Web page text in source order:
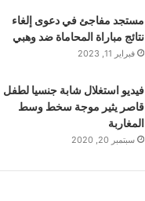
مستجد مفاجئ في دعوى إلغاء
نتائج مباراة المحاماة ضد وهبي
فبراير 11, 2023
فيديو استغلال شابة جنسيا لطفل
قاصر يثير موجة سخط وسط
المغاربة
سبتمبر 20, 2020